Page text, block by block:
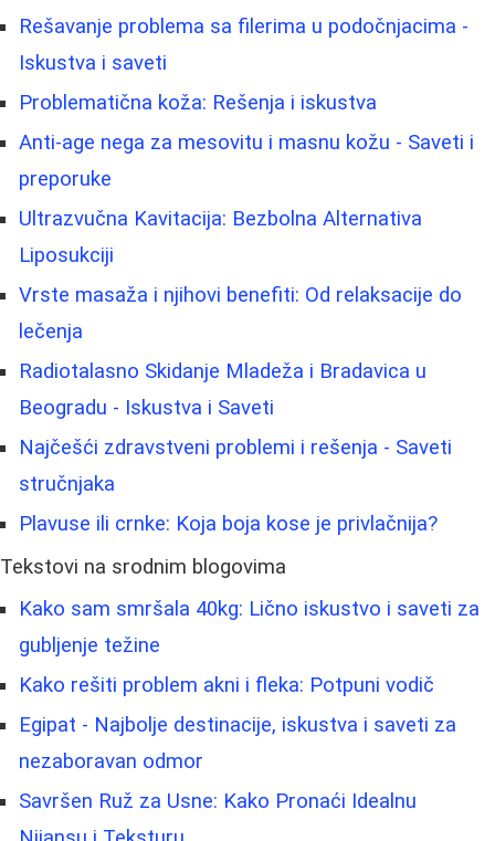
Rešavanje problema sa filerima u podočnjacima -
Iskustva i saveti
Problematična koža: Rešenja i iskustva
Anti-age nega za mesovitu i masnu kožu - Saveti i
preporuke
Ultrazvučna Kavitacija: Bezbolna Alternativa
Liposukciji
Vrste masaža i njihovi benefiti: Od relaksacije do
lečenja
Radiotalasno Skidanje Mladeža i Bradavica u
Beogradu - Iskustva i Saveti
Najčešći zdravstveni problemi i rešenja - Saveti
stručnjaka
Plavuse ili crnke: Koja boja kose je privlačnija?
Tekstovi na srodnim blogovima
Kako sam smršala 40kg: Lično iskustvo i saveti za
gubljenje težine
Kako rešiti problem akni i fleka: Potpuni vodič
Egipat - Najbolje destinacije, iskustva i saveti za
nezaboravan odmor
Savršen Ruž za Usne: Kako Pronaći Idealnu